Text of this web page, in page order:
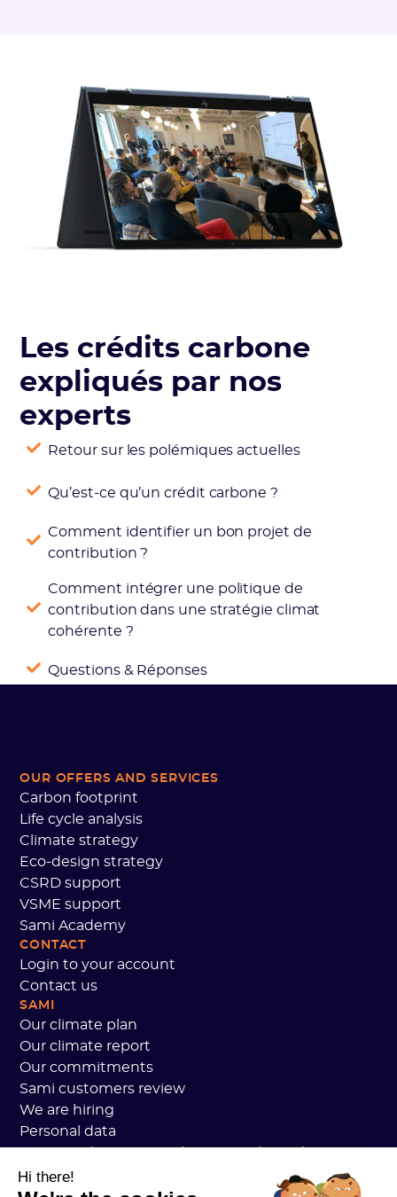
Les crédits carbone
expliqués par nos
experts
Retour sur les polémiques actuelles
Qu’est-ce qu’un crédit carbone ?
Comment identifier un bon projet de
contribution ?
Comment intégrer une politique de
contribution dans une stratégie climat
cohérente ?
Questions & Réponses
OUR OFFERS AND SERVICES
Carbon footprint
Life cycle analysis
Climate strategy
Eco-design strategy
CSRD support
VSME support
Sami Academy
CONTACT
Login to your account
Contact us
SAMI
Our climate plan
Our climate report
Our commitments
Sami customers review
We are hiring
Personal data
Sami Academy General Terms and Conditions
Security
Hi there!